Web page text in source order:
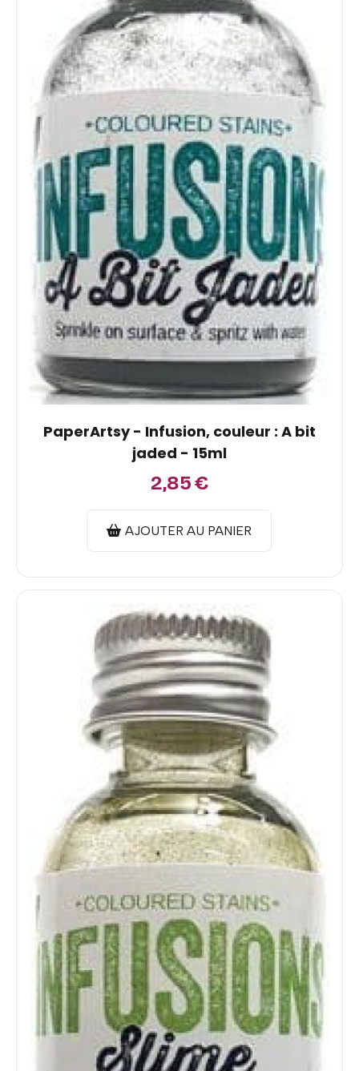
PaperArtsy - Infusion, couleur : A bit
jaded - 15ml
2,85€
AJOUTER AU PANIER